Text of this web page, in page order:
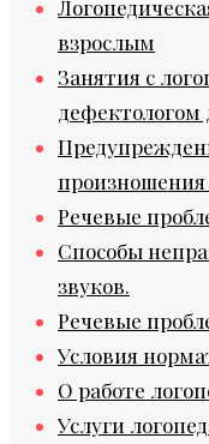
взрослым
Занятия с
дефектологом
произношения
Речевые
Способы
звуков.
Речевые
Условия
О работе
Услуги